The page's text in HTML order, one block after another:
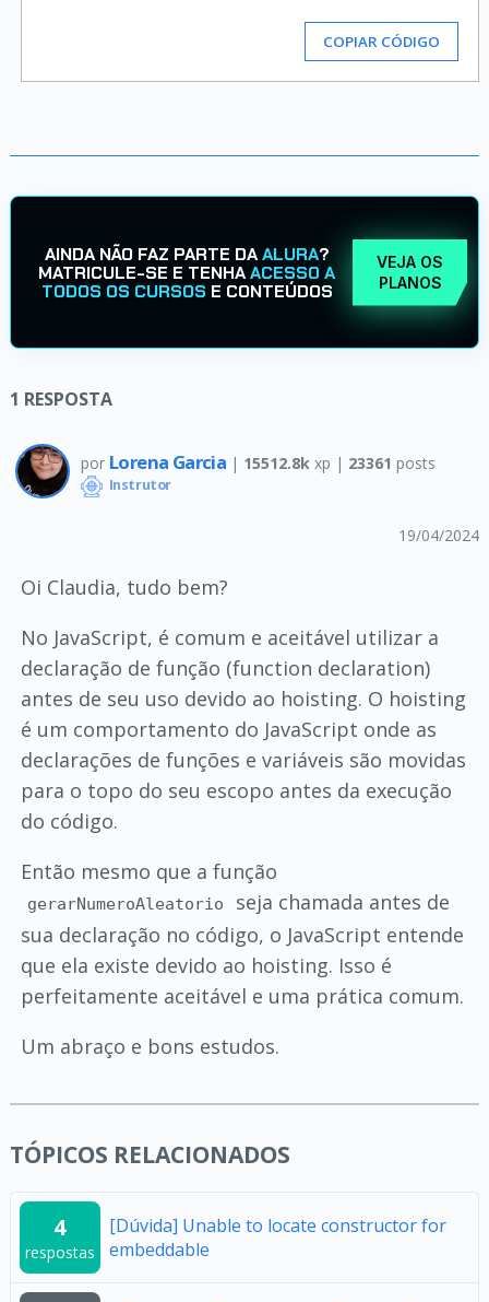
COPIAR CÓDIGO
AINDA NÃO FAZ PARTE DAALURA?
MATRICULE-SE E TENHAACESSO A
TODOS OS CURSOS E CONTEÚDOS
VEJA OS
PLANOS
1 RESPOSTA
por Lorena Garcia | 15512.8k xp | 23361 posts
Instrutor
19/04/2024
Oi Claudia, tudo bem?
No JavaScript, é comum e aceitável utilizar a
declaração de função (function declaration)
antes de seu uso devido ao hoisting. O hoisting
é um comportamento do JavaScript onde as
declarações de funções e variáveis são movidas
para o topo do seu escopo antes da execução
do código.
Então mesmo que a função
gerarNumeroAleatorio
seja chamada antes de
sua declaração no código, o JavaScript entende
que ela existe devido ao hoisting. Isso é
perfeitamente aceitável e uma prática comum.
Um abraço e bons estudos.
TÓPICOS RELACIONADOS
4
respostas
[Dúvida] Unable to locate constructor for
embeddable